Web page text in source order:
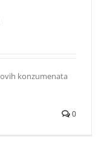
konzumenata
0